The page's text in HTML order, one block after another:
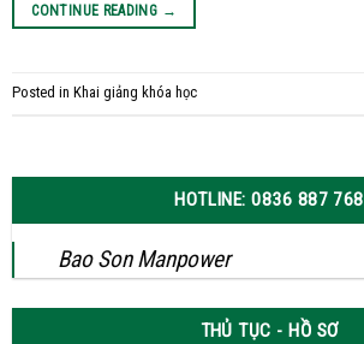
CONTINUE READING →
Posted in Khai giảng khóa học
HOTLINE: 0836 887 768
Bao Son Manpower
THỦ TỤC - HỒ SƠ